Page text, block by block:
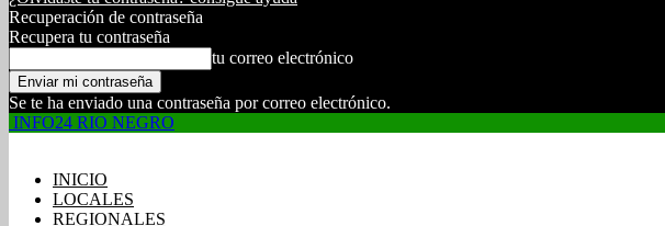
Recuperación de contraseña
Recupera tu contraseña
tu correo electrónico
Se te ha enviado una contraseña por correo electrónico.
INFO24 RIO NEGRO
INICIO
LOCALES
REGIONALES